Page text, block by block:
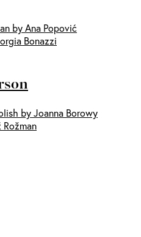
by Ana Popović
Bonazzi
by Joanna Borowy